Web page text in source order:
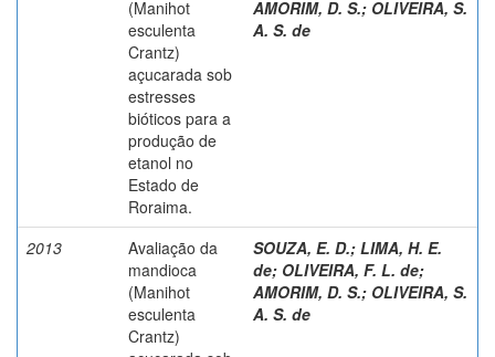
(Manihot
esculenta
Crantz)
açucarada sob
estresses
bióticos para a
produção de
etanol no
Estado de
Roraima.
AMORIM, D. S.; OLIVEIRA, S.
A. S. de
2013
Avaliação da
mandioca
(Manihot
esculenta
Crantz)
SOUZA, E. D.; LIMA, H. E.
de; OLIVEIRA, F. L. de;
AMORIM, D. S.; OLIVEIRA, S.
A. S. de